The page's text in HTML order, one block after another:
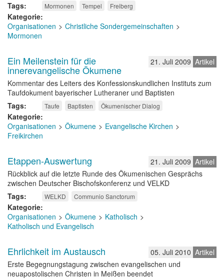
Tags
Mormonen Tempel Freiberg
Kategorie
Organisationen
Christliche Sondergemeinschaften
Mormonen
Artikel
21. Juli 2009
Ein Meilenstein für die
innerevangelische Ökumene
Kommentar des Leiters des Konfessionskundlichen Instituts zum
Taufdokument bayerischer Lutheraner und Baptisten
Tags
Taufe Baptisten Ökumenischer Dialog
Kategorie
Organisationen
Ökumene
Evangelische Kirchen
Freikirchen
Artikel
21. Juli 2009
Etappen-Auswertung
Rückblick auf die letzte Runde des Ökumenischen Gesprächs
zwischen Deutscher Bischofskonferenz und VELKD
Tags
WELKD Communio Sanctorum
Kategorie
Organisationen
Ökumene
Katholisch
Katholisch und Evangelisch
Artikel
05. Juli 2010
Ehrlichkeit im Austausch
Erste Begegnungstagung zwischen evangelischen und
neuapostolischen Christen in Meißen beendet